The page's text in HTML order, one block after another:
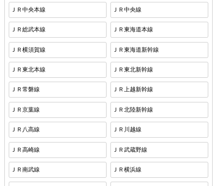
ＪＲ中央本線 ＪＲ中央線
ＪＲ総武本線 ＪＲ東海道本線
ＪＲ横須賀線 ＪＲ東海道新幹線
ＪＲ東北本線 ＪＲ東北新幹線
ＪＲ常磐線 ＪＲ上越新幹線
ＪＲ京葉線 ＪＲ北陸新幹線
ＪＲ八高線 ＪＲ川越線
ＪＲ高崎線 ＪＲ武蔵野線
ＪＲ南武線 ＪＲ横浜線